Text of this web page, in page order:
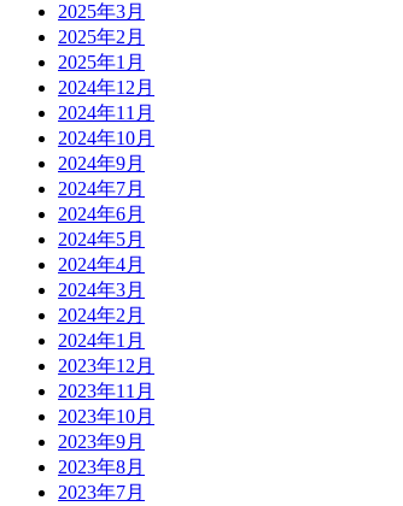
2025年3月
2025年2月
2025年1月
2024年12月
2024年11月
2024年10月
2024年9月
2024年7月
2024年6月
2024年5月
2024年4月
2024年3月
2024年2月
2024年1月
2023年12月
2023年11月
2023年10月
2023年9月
2023年8月
2023年7月